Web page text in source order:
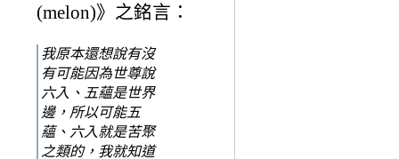
(melon)》之銘言：
我原本還想說有沒
有可能因為世尊說
六入、五蘊是世界
邊，所以可能五
蘊、六入就是苦聚
之類的，我就知道